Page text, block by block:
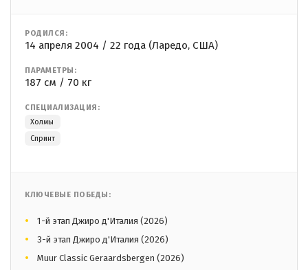
РОДИЛСЯ:
14 апреля 2004 / 22 года (Ларедо, США)
ПАРАМЕТРЫ:
187 см / 70 кг
СПЕЦИАЛИЗАЦИЯ:
Холмы
Спринт
КЛЮЧЕВЫЕ ПОБЕДЫ:
1-й этап Джиро д'Италия (2026)
3-й этап Джиро д'Италия (2026)
Muur Classic Geraardsbergen (2026)